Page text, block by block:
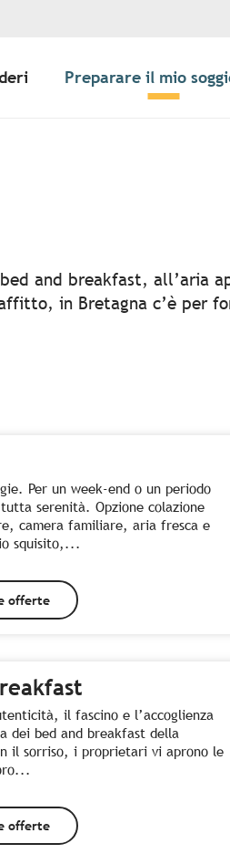
Preparare il mio
aux
and breakfast, all’aria
in Bretagna c’è per
Per un week-end o un periodo
serenità. Opzione colazione
camera familiare, aria fresca e
squisito,...
offerte
il fascino e l’accoglienza
dei bed and breakfast della
il sorriso, i proprietari vi aprono le
offerte